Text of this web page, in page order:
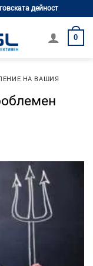
дейност
0
НА ВАШИЯ